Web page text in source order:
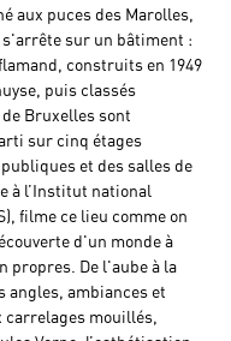
aux puces des Marolles,
sur un bâtiment :
construits en 1949
puis classés
Bruxelles sont
sur cinq étages
et des salles de
à l’Institut national
filme ce lieu comme on
d'un monde à
propres. De l'aube à la
angles, ambiances et
carrelages mouillés,